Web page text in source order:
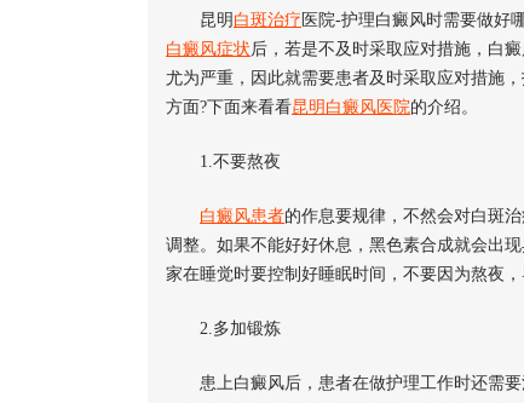
昆明 白斑治疗 医院-护理白癜风时需要做好
白癜风症状后，若是不及时采取应对措施，白
尤为严重，因此就需要患者及时采取应对措施
方面?下面来看看昆明白癜风医院的介绍。
1.不要熬夜
白癜风患者的作息要规律，不然会对白斑
调整。如果不能好好休息，黑色素合成就会出
家在睡觉时要控制好睡眠时间，不要因为熬夜，
2.多加锻炼
患上白癜风后，患者在做护理工作时还需要